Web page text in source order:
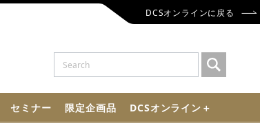
DCSオンラインに戻る
セミナー 限定企画品 DCSオンライン＋